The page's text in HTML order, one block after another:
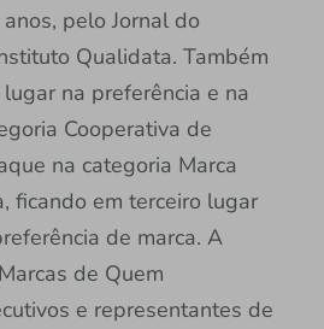
pelo Jornal do
Qualidata. Também
na preferência e na
Cooperativa de
na categoria Marca
ficando em terceiro lugar
de marca. A
de Quem
e representantes de